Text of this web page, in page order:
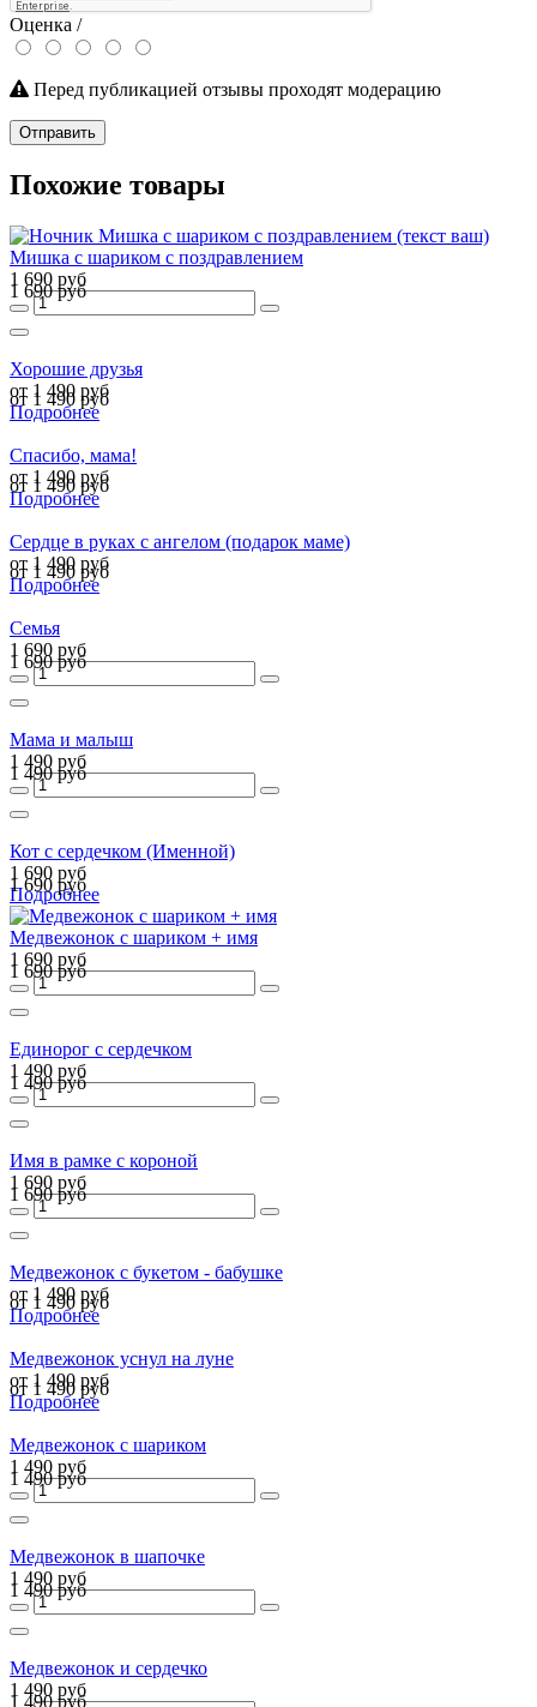
Оценка /
Перед публикацией отзывы проходят модерацию
Отправить
Похожие товары
Мишка с шариком с поздравлением
1 690 руб
1 690 руб
Хорошие друзья
от 1 490 руб
от 1 490 руб
Подробнее
Спасибо, мама!
от 1 490 руб
от 1 490 руб
Подробнее
Сердце в руках с ангелом (подарок маме)
от 1 490 руб
от 1 490 руб
Подробнее
Семья
1 690 руб
1 690 руб
Мама и малыш
1 490 руб
1 490 руб
Кот с сердечком (Именной)
1 690 руб
1 690 руб
Подробнее
Медвежонок с шариком + имя
1 690 руб
1 690 руб
Единорог с сердечком
1 490 руб
1 490 руб
Имя в рамке с короной
1 690 руб
1 690 руб
Медвежонок с букетом - бабушке
от 1 490 руб
от 1 490 руб
Подробнее
Медвежонок уснул на луне
от 1 490 руб
от 1 490 руб
Подробнее
Медвежонок с шариком
1 490 руб
1 490 руб
Медвежонок в шапочке
1 490 руб
1 490 руб
Медвежонок и сердечко
1 490 руб
1 490 руб